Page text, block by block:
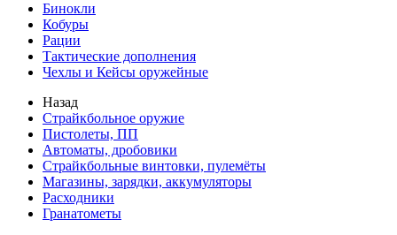
Бинокли
Кобуры
Рации
Тактические дополнения
Чехлы и Кейсы оружейные
Назад
Страйкбольное оружие
Пистолеты, ПП
Автоматы, дробовики
Страйкбольные винтовки, пулемёты
Магазины, зарядки, аккумуляторы
Расходники
Гранатометы